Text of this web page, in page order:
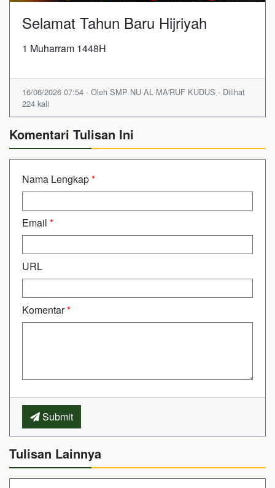
Selamat Tahun Baru Hijriyah
1 Muharram 1448H
16/06/2026 07:54 - Oleh SMP NU AL MA'RUF KUDUS - Dilihat
224 kali
Komentari Tulisan Ini
Nama Lengkap*
Email *
URL
Komentar*
Submit
Tulisan Lainnya